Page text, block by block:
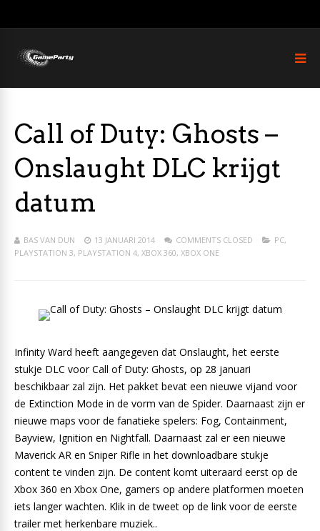
Call of Duty: Ghosts –
Onslaught DLC krijgt
datum
BAS VAN DUN 13 JANUARI 2014 COMMENTS CLOSED PC,
PLAYSTATION 3, PLAYSTATION 4, XBOX 360, XBOX ONE
Infinity Ward heeft aangegeven dat Onslaught, het eerste
stukje DLC voor Call of Duty: Ghosts, op 28 januari
beschikbaar zal zijn. Het pakket bevat een nieuwe vijand voor
de Extinction Mode in de vorm van de Spider. Daarnaast zijn er
nieuwe maps voor de fanatieke spelers: Fog, Containment,
Bayview, Ignition en Nightfall. Daarnaast zal er een nieuwe
Maverick AR en Sniper Rifle in het downloadbare stukje
content te vinden zijn. De content komt uiteraard eerst op de
Xbox 360 en Xbox One, gamers op andere platformen moeten
iets langer wachten. Klik in de tweet op de link voor de eerste
trailer met herkenbare muziek..